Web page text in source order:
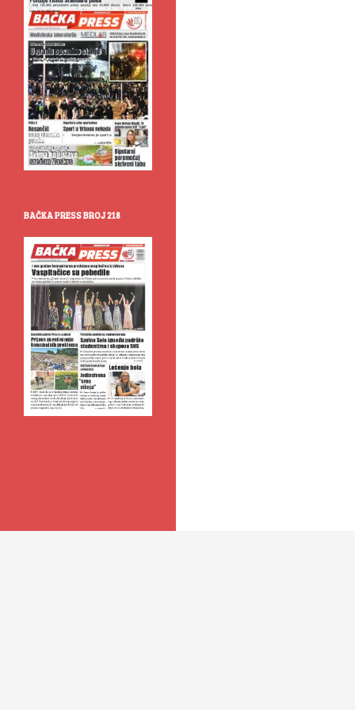
BAČKA PRESS BROJ 218